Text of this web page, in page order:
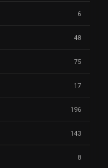
6
48
75
17
196
143
8